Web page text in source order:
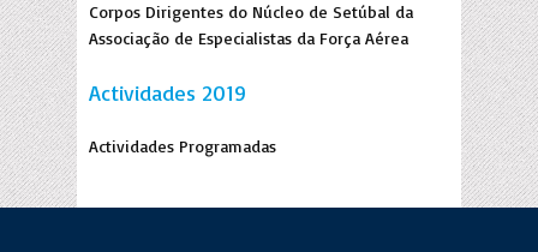
Corpos Dirigentes do Núcleo de Setúbal da
Associação de Especialistas da Força Aérea
Actividades 2019
Actividades Programadas